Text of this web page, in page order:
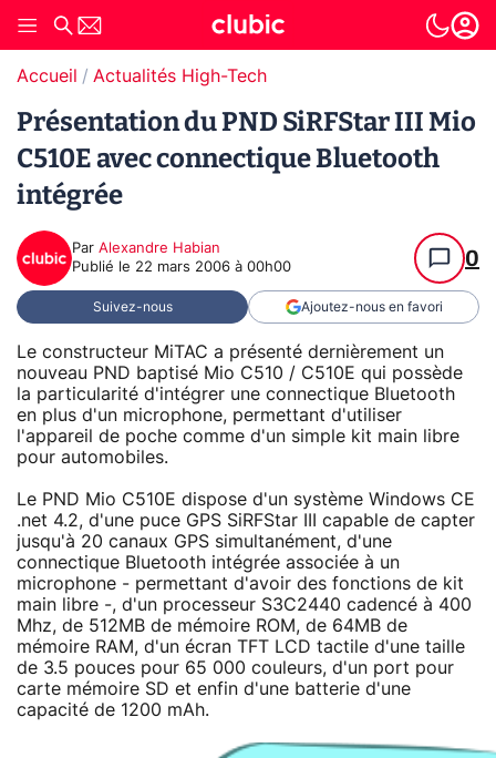
Accueil Actualités High-Tech
Présentation du PND SiRFStar III Mio
C510E avec connectique Bluetooth
intégrée
Par Alexandre Habian
Publié le 22 mars 2006 à 00h00 0
Suivez-nous Ajoutez-nous en favori
Le constructeur MiTAC a présenté dernièrement un
nouveau PND baptisé Mio C510 / C510E qui possède
la particularité d'intégrer une connectique Bluetooth
en plus d'un microphone, permettant d'utiliser
l'appareil de poche comme d'un simple kit main libre
pour automobiles.
Le PND Mio C510E dispose d'un système Windows CE
.net 4.2, d'une puce GPS SiRFStar III capable de capter
jusqu'à 20 canaux GPS simultanément, d'une
connectique Bluetooth intégrée associée à un
microphone - permettant d'avoir des fonctions de kit
main libre -, d'un processeur S3C2440 cadencé à 400
Mhz, de 512MB de mémoire ROM, de 64MB de
mémoire RAM, d'un écran TFT LCD tactile d'une taille
de 3.5 pouces pour 65 000 couleurs, d'un port pour
carte mémoire SD et enfin d'une batterie d'une
capacité de 1200 mAh.